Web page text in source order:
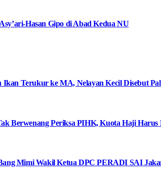
Hasan Gipo di Abad Kedua NU
Ikan Terukur ke MA, Nelayan Kecil Disebut
Berwenang Periksa PIHK, Kuota Haji Harus
Mimi Wakil Ketua DPC PERADI SAI